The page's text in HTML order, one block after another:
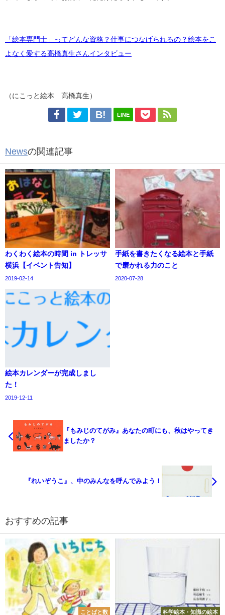
「絵本専門士」ってどんな資格？仕事につなげられるの？絵本をこ
よなく愛する高橋真生さんインタビュー
（にこっと絵本 高橋真生）
LINE
Newsの関連記事
わくわく絵本の時間 in トレッサ
横浜【イベント告知】
2019-02-14
手紙を書きたくなる絵本と手紙
で磨かれる力のこと
2020-07-28
絵本カレンダーが完成しまし
た！
2019-12-11
『もみじのてがみ』あなたの町にも、秋はやってき
ましたか？
『れいぞうこ』、中のみんなを呼んでみよう！
おすすめの記事
ことばと数 科学絵本・知識の絵本